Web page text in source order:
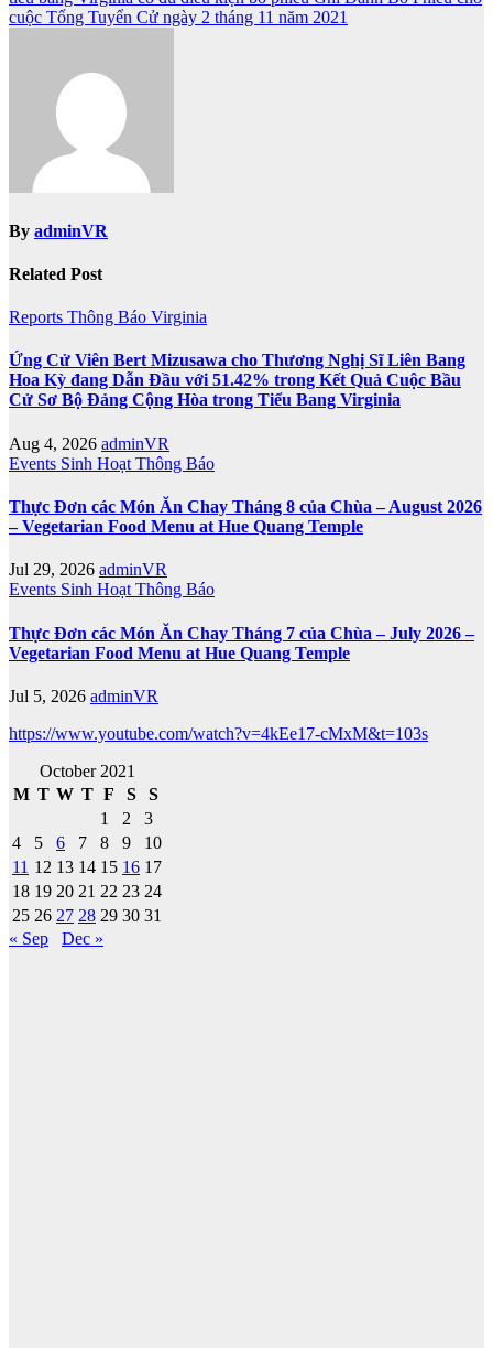
cuộc Tổng Tuyển Cử ngày 2 tháng 11 năm 2021
By adminVR
Related Post
Reports Thông Báo Virginia
Ứng Cử Viên Bert Mizusawa cho Thương Nghị Sĩ Liên Bang
Hoa Kỳ đang Dẫn Đầu với 51.42% trong Kết Quả Cuộc Bầu
Cử Sơ Bộ Đảng Cộng Hòa trong Tiểu Bang Virginia
Aug 4, 2026 adminVR
Events Sinh Hoạt Thông Báo
Thực Đơn các Món Ăn Chay Tháng 8 của Chùa – August 2026
– Vegetarian Food Menu at Hue Quang Temple
Jul 29, 2026 adminVR
Events Sinh Hoạt Thông Báo
Thực Đơn các Món Ăn Chay Tháng 7 của Chùa – July 2026 –
Vegetarian Food Menu at Hue Quang Temple
Jul 5, 2026 adminVR
https://www.youtube.com/watch?v=4kEe17-cMxM&t=103s
October 2021
M T W T F S
S
1
2
3
4
5 6 7 8 9
10
11 12 13 14 15 16 17
18 19 20 21 22 23 24
25 26 27 28 29 30 31
« Sep
Dec »